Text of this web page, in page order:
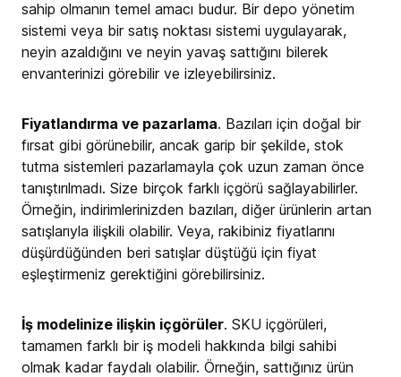
sahip olmanın temel amacı budur. Bir depo yönetim
sistemi veya bir satış noktası sistemi uygulayarak,
neyin azaldığını ve neyin yavaş sattığını bilerek
envanterinizi görebilir ve izleyebilirsiniz.
Fiyatlandırma ve pazarlama. Bazıları için doğal bir
fırsat gibi görünebilir, ancak garip bir şekilde, stok
tutma sistemleri pazarlamayla çok uzun zaman önce
tanıştırılmadı. Size birçok farklı içgörü sağlayabilirler.
Örneğin, indirimlerinizden bazıları, diğer ürünlerin artan
satışlarıyla ilişkili olabilir. Veya, rakibiniz fiyatlarını
düşürdüğünden beri satışlar düştüğü için fiyat
eşleştirmeniz gerektiğini görebilirsiniz.
İş modelinize ilişkin içgörüler. SKU içgörüleri,
tamamen farklı bir iş modeli hakkında bilgi sahibi
olmak kadar faydalı olabilir. Örneğin, sattığınız ürün